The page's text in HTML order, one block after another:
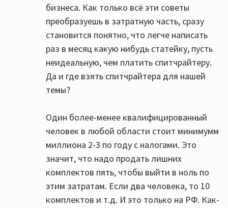
бизнеса. Как только всё эти советы
преобразуешь в затратную часть, сразу
становится понятно, что легче написать
раз в месяц какую нибудь статейку, пусть
неидеальную, чем платить спитчрайтеру.
Да и где взять спитчрайтера для нашей
темы?
Один более-менее квалифицированный
человек в любой области стоит минимумм
миллиона 2-3 по году с налогами. Это
значит, что надо продать лишних
комплектов пять, чтобы выйти в ноль по
этим затратам. Если два человека, то 10
комплектов и т.д. И это только на РФ. Как-